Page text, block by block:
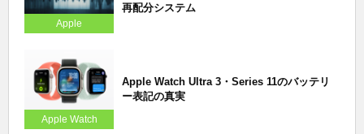
Apple
再配分システム
Apple Watch
Apple Watch Ultra 3・Series 11のバッテリ
ー表記の真実